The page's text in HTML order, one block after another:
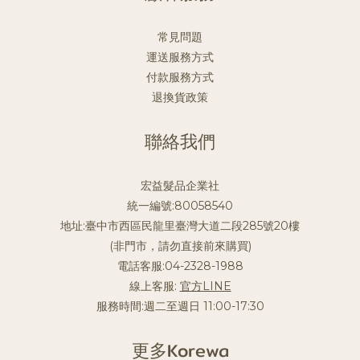
常見問題
運送服務方式
付款服務方式
退換貨政策
聯絡我們
宏益髮品企業社
統一編號:80058540
地址:臺中市西區民龍里臺灣大道二段285號20樓
(非門市，請勿直接前來購買)
電話客服:04-2328-1988
線上客服: 官方LINE
服務時間:週二至週日 11:00-17:30
更多Korewa